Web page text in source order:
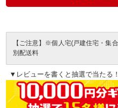
【ご注意】※個人宅(戸建住宅・
別配送料
▼レビューを書くと抽選で当たる！